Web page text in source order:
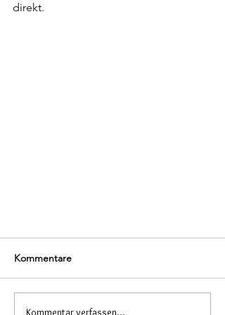
direkt.
Kommentare
Kommentar verfassen...